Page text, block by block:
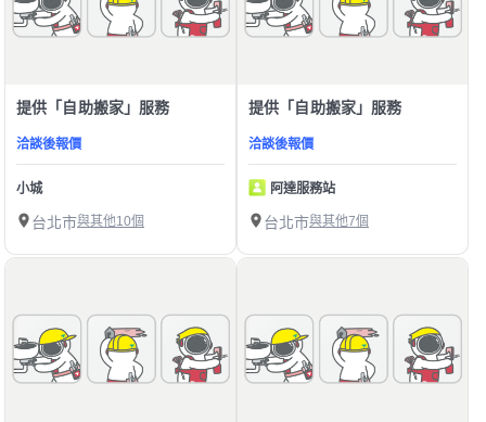
提供「自助搬家」服務
洽談後報價
小城
台北市與其他10個
提供「自助搬家」服務
洽談後報價
阿達服務站
台北市與其他7個